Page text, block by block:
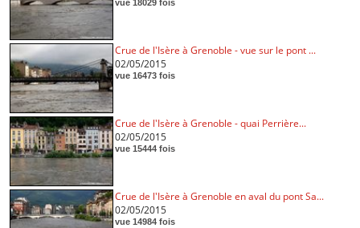
vue 18029 fois
Crue de l'Isère à Grenoble - vue sur le pont ...
02/05/2015
vue 16473 fois
Crue de l'Isère à Grenoble - quai Perrière...
02/05/2015
vue 15444 fois
Crue de l'Isère à Grenoble en aval du pont Sa...
02/05/2015
vue 14984 fois